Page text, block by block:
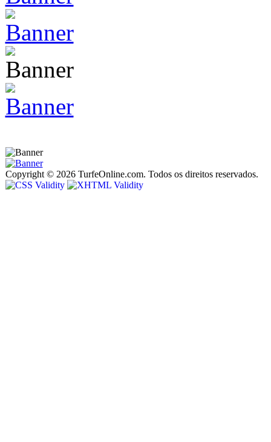
Copyright © 2026 TurfeOnline.com. Todos os direitos reservados.